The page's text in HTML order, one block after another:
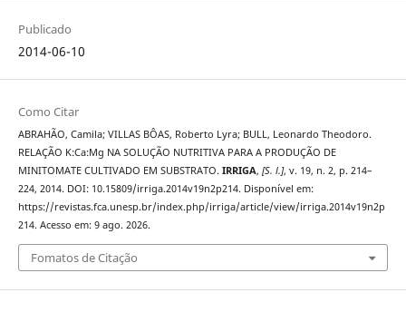
Publicado
2014-06-10
Como Citar
ABRAHÃO, Camila; VILLAS BÔAS, Roberto Lyra; BULL, Leonardo Theodoro.
RELAÇÃO K:Ca:Mg NA SOLUÇÃO NUTRITIVA PARA A PRODUÇÃO DE
MINITOMATE CULTIVADO EM SUBSTRATO. IRRIGA, [S. l.], v. 19, n. 2, p. 214–
224, 2014. DOI: 10.15809/irriga.2014v19n2p214. Disponível em:
https://revistas.fca.unesp.br/index.php/irriga/article/view/irriga.2014v19n2p
214. Acesso em: 9 ago. 2026.
Fomatos de Citação